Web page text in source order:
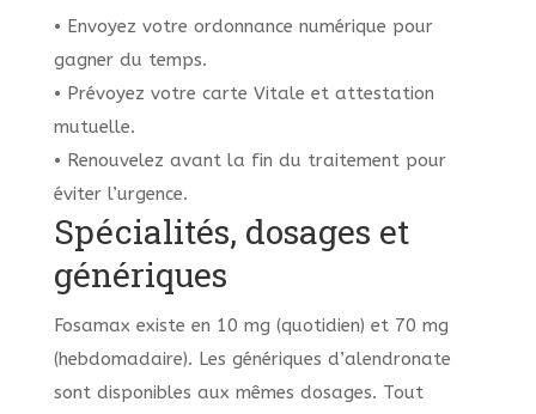
• Envoyez votre ordonnance numérique pour
gagner du temps.
• Prévoyez votre carte Vitale et attestation
mutuelle.
• Renouvelez avant la fin du traitement pour
éviter l’urgence.
Spécialités, dosages et
génériques
Fosamax existe en 10 mg (quotidien) et 70 mg
(hebdomadaire). Les génériques d’alendronate
sont disponibles aux mêmes dosages. Tout